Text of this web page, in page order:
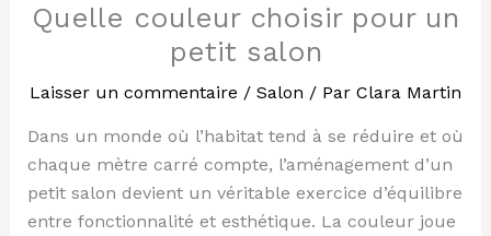
Quelle couleur choisir pour un
petit salon
Laisser un commentaire / Salon / Par Clara Martin
Dans un monde où l’habitat tend à se réduire et où
chaque mètre carré compte, l’aménagement d’un
petit salon devient un véritable exercice d’équilibre
entre fonctionnalité et esthétique. La couleur joue